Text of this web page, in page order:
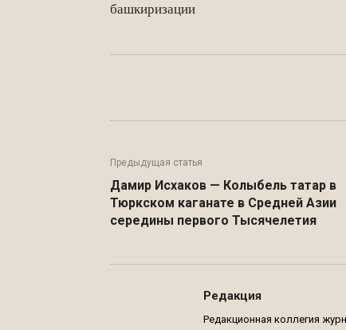
башкиризации
Предыдущая статья
Дамир Исхаков — Колыбель татар в
Тюркском каганате в Средней Азии
середины первого Тысячелетия
Редакция
Редакционная коллегия